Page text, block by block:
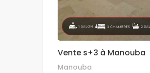
Vente s+3 à Manouba
Manouba